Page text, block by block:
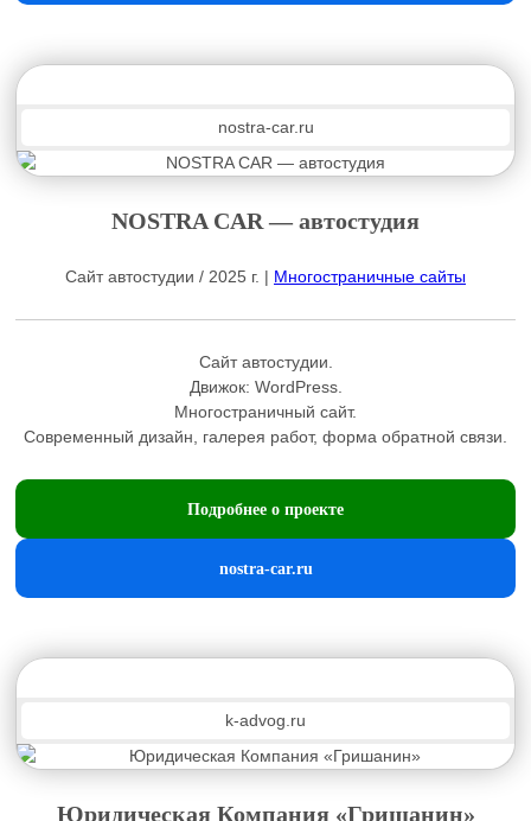
nostra-car.ru
NOSTRA CAR — автостудия
Сайт автостудии / 2025 г. | Многостраничные сайты
Сайт автостудии.
Движок: WordPress.
Многостраничный сайт.
Современный дизайн, галерея работ, форма обратной связи.
Подробнее о проекте
nostra-car.ru
k-advog.ru
Юридическая Компания «Гришанин»